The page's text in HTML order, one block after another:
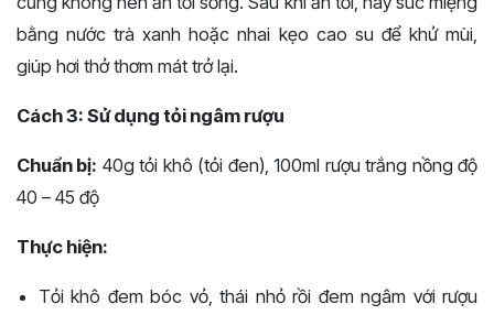
bằng nước trà xanh hoặc nhai kẹo cao su để khử mùi,
giúp hơi thở thơm mát trở lại.
Cách 3: Sử dụng tỏi ngâm rượu
Chuẩn bị: 40g tỏi khô (tỏi đen), 100ml rượu trắng nồng độ
40 – 45 độ
Thực hiện:
Tỏi khô đem bóc vỏ, thái nhỏ rồi đem ngâm với rượu